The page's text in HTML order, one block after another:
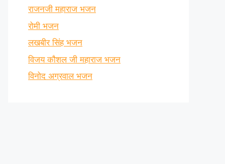
राजनजी महाराज भजन
रोमी भजन
लखबीर सिंह भजन
विजय कौशल जी महाराज भजन
विनोद अग्रवाल भजन